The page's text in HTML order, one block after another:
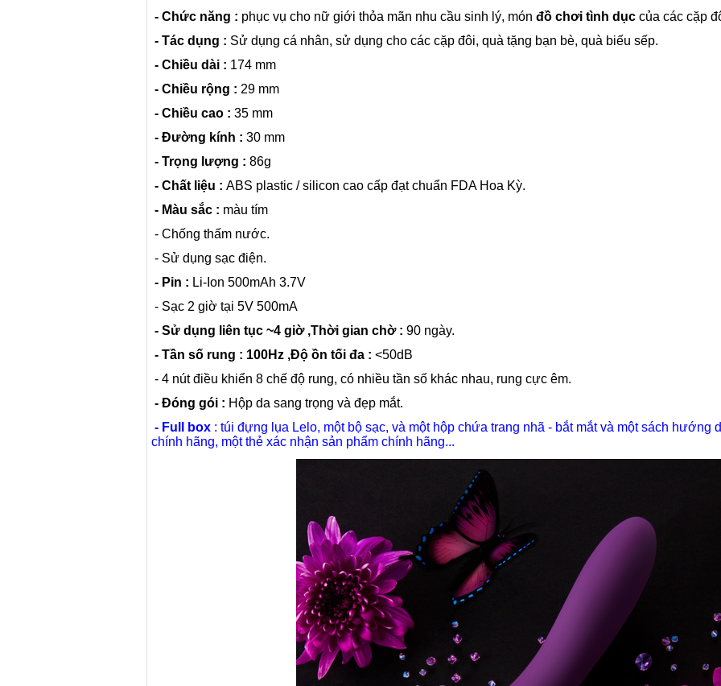
- Chức năng : phục vụ cho nữ giới thỏa mãn nhu cầu sinh lý, món đồ chơi tình dục của các cặp
- Tác dụng : Sử dụng cá nhân, sử dụng cho các cặp đôi, quà tặng bạn bè, quà biếu sếp.
- Chiều dài : 174 mm
- Chiều rộng : 29 mm
- Chiều cao : 35 mm
- Đường kính : 30 mm
- Trọng lượng : 86g
- Chất liệu : ABS plastic / silicon cao cấp đạt chuẩn FDA Hoa Kỳ.
- Màu sắc : màu tím
- Chống thấm nước.
- Sử dụng sạc điện.
- Pin : Li-Ion 500mAh 3.7V
- Sạc 2 giờ tại 5V 500mA
- Sử dụng liên tục ~4 giờ ,Thời gian chờ : 90 ngày.
- Tần số rung : 100Hz ,Độ ồn tối đa : <50dB
- 4 nút điều khiển 8 chế độ rung, có nhiều tần số khác nhau, rung cực êm.
- Đóng gói : Hộp da sang trọng và đẹp mắt.
- Full box : túi đựng lụa Lelo, một bộ sạc, và một hộp chứa trang nhã - bắt mắt và một sách hướng
chính hãng, một thẻ xác nhận sản phẩm chính hãng...